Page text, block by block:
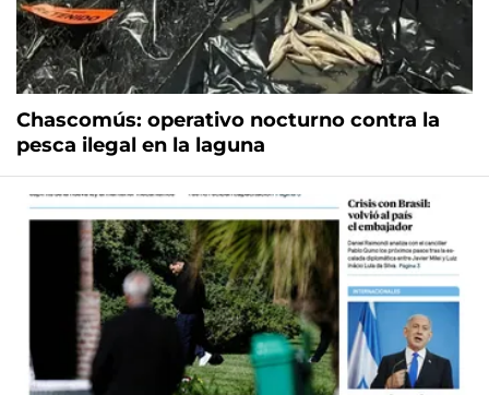
Chascomús: operativo nocturno contra la
pesca ilegal en la laguna